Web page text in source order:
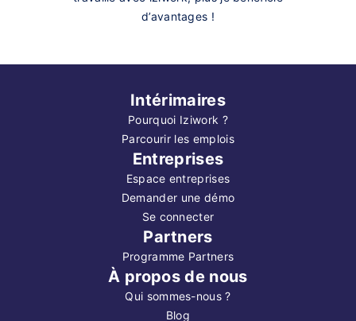
d’avantages !
Intérimaires
Pourquoi Iziwork ?
Parcourir les emplois
Entreprises
Espace entreprises
Demander une démo
Se connecter
Partners
Programme Partners
À propos de nous
Qui sommes-nous ?
Blog